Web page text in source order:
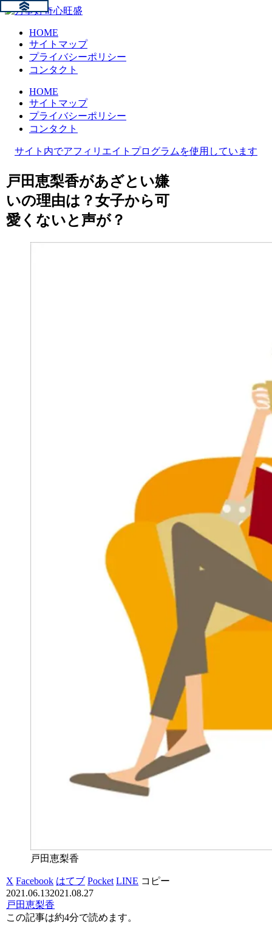
HOME
サイトマップ
プライバシーポリシー
コンタクト
HOME
サイトマップ
プライバシーポリシー
コンタクト
サイト内でアフィリエイトプログラムを使用しています
戸田恵梨香があざとい嫌
いの理由は？女子から可
愛くないと声が？
戸田恵梨香
X Facebook はてブ Pocket LINE コピー
2021.06.132021.08.27
戸田恵梨香
この記事は約4分で読めます。